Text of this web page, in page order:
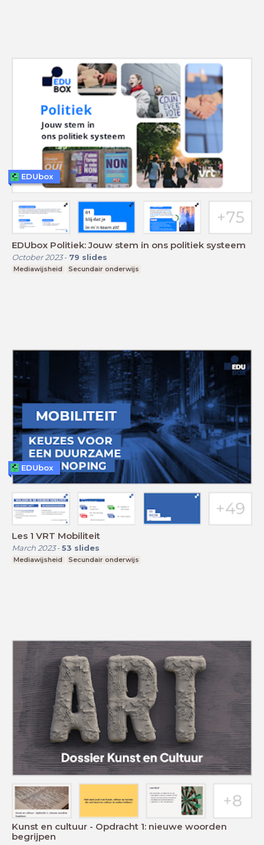
EDUbox Politiek: Jouw stem in ons politiek systeem
October 2023- 79 slides
Mediawijsheid Secundair onderwijs
EDUbox
Les 1 VRT Mobiliteit
March 2023- 53 slides
Mediawijsheid Secundair onderwijs
EDUbox
Kunst en cultuur - Opdracht 1: nieuwe woorden
begrijpen